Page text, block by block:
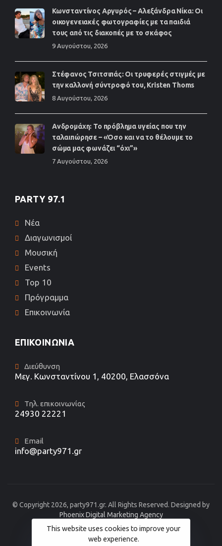
Κωνσταντίνος Αργυρός – Αλεξάνδρα Νίκα: Οι
οικογενειακές φωτογραφίες με τα παιδιά
τους από τις διακοπές με το σκάφος
9 Αυγούστου, 2026
Στέφανος Τσιτσιπάς: Οι τρυφερές στιγμές με
την καλλονή σύντροφό του, Kristen Thoms
8 Αυγούστου, 2026
Ανδρομάχη: Το πρόβλημα υγείας που την
ταλαιπώρησε – «Όσο και να το θέλουμε το
σώμα μας φωνάζει “όχι”»
7 Αυγούστου, 2026
PARTY 97.1
Νέα
Διαγωνισμοί
Μουσική
Events
Top 10
Πρόγραμμα
Επικοινωνία
ΕΠΙΚΟΙΝΩΝΊΑ
Διεύθυνση
Μεγ. Κωνσταντίνου 1, 40200, Ελασσόνα
Τηλ. επικοινωνίας
24930 22221
Email
info@party971.gr
© Copyright 2026, party971.gr. All Rights Reserved. Designed by
Phoenix Digital Marketing Agency
This website uses cookies to improve your
web experience.